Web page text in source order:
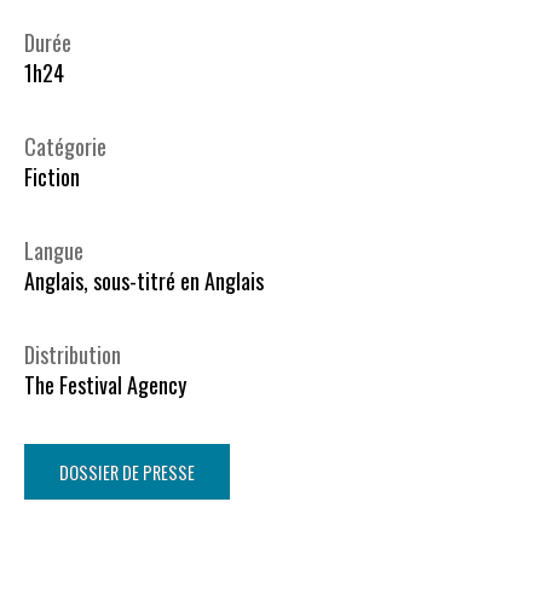
Durée
1h24
Catégorie
Fiction
Langue
Anglais, sous-titré en Anglais
Distribution
The Festival Agency
DOSSIER DE PRESSE